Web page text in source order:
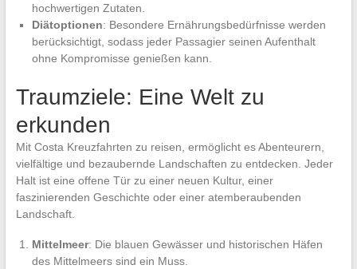
hochwertigen Zutaten.
Diätoptionen: Besondere Ernährungsbedürfnisse werden
berücksichtigt, sodass jeder Passagier seinen Aufenthalt
ohne Kompromisse genießen kann.
Traumziele: Eine Welt zu
erkunden
Mit Costa Kreuzfahrten zu reisen, ermöglicht es Abenteurern,
vielfältige und bezaubernde Landschaften zu entdecken. Jeder
Halt ist eine offene Tür zu einer neuen Kultur, einer
faszinierenden Geschichte oder einer atemberaubenden
Landschaft.
Mittelmeer: Die blauen Gewässer und historischen Häfen
des Mittelmeers sind ein Muss.